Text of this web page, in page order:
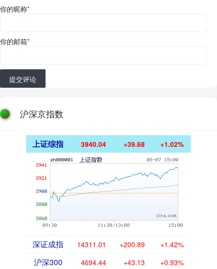
你的昵称*
你的邮箱*
提交评论
沪深京指数
上证综指 3940.04 +39.68 +1.02%
深证成指 14311.01 +200.89 +1.42%
沪深300 4694.44 +43.13 +0.93%